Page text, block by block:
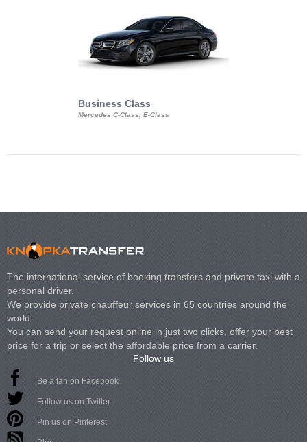
Business Class
Mercedes C-Class, E-Class
The international service of booking transfers and private taxi with a
personal driver.
We provide private chauffeur services in 65 countries around the
world.
You can send your request online in just two clicks, offer your best
price for a trip or select the affordable price from a carrier.
Follow us
Be a fan on Facebook
Follow us on Twitter
Pin us on Pinterest